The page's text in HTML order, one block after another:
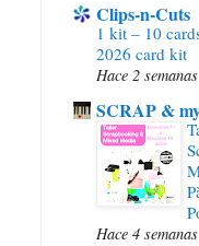
Clips-n-Cuts
1 kit – 10
2026 card kit
Hace 2 semanas
SCRAP &
Hace 4 semanas